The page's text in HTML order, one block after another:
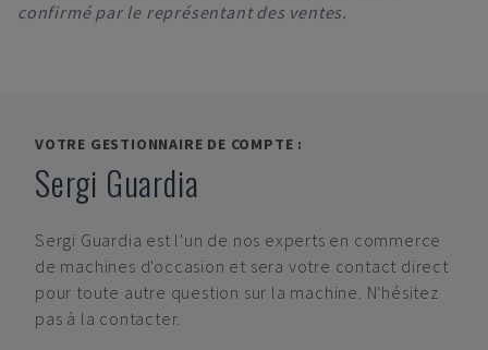
confirmé par le représentant des ventes.
VOTRE GESTIONNAIRE DE COMPTE :
Sergi Guardia
Sergi Guardia est l'un de nos experts en commerce
de machines d'occasion et sera votre contact direct
pour toute autre question sur la machine. N'hésitez
pas à la contacter.